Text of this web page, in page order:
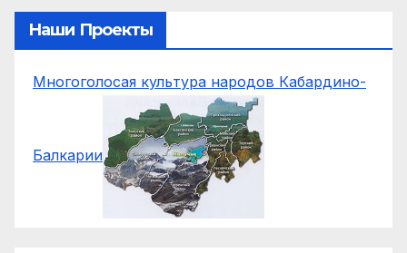
Наши Проекты
Многоголосая культура народов Кабардино-
Балкарии